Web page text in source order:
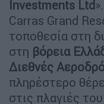
Investments Ltd
Carras Grand
τοποθεσία στη
στη βόρεια
Διεθνές
πληρέστερο
στις πλαγιές